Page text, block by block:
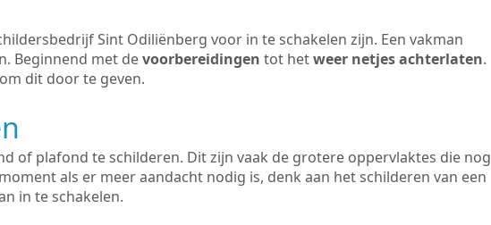
Sint Odiliënberg voor in te schakelen zijn. Een vakman
Beginnend met devoorbereidingen tot hetweer netjes achterlaten.
dit door te geven.
of plafond te schilderen. Dit zijn vaak de grotere oppervlaktes die nog
als er meer aandacht nodig is, denk aan het schilderen van een
in te schakelen.